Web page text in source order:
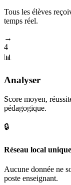
Tous les élèves
temps réel.
→
4
📊
Analyser
Score moyen,
pédagogique.
🔒
Réseau local
Aucune donnée ne
poste enseignant.